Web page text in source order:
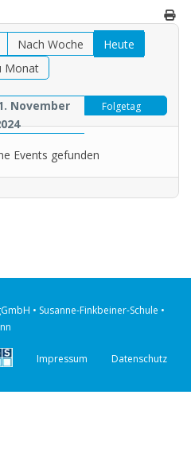
Nach Woche
Heute
Monat
November
Folgetag
Events gefunden
• Susanne-Finkbeiner-Schule •
Impressum Datenschutz